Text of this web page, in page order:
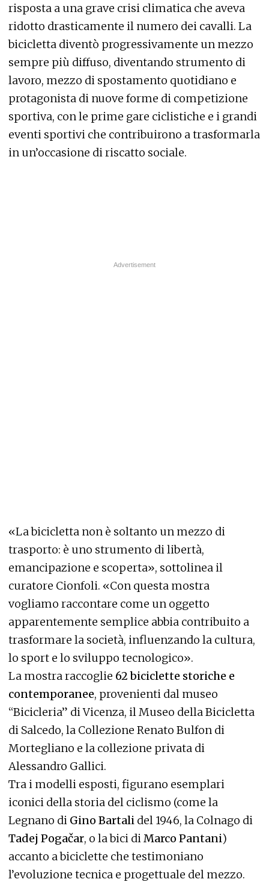
risposta a una grave crisi climatica che aveva
ridotto drasticamente il numero dei cavalli. La
bicicletta diventò progressivamente un mezzo
sempre più diffuso, diventando strumento di
lavoro, mezzo di spostamento quotidiano e
protagonista di nuove forme di competizione
sportiva, con le prime gare ciclistiche e i grandi
eventi sportivi che contribuirono a trasformarla
in un’occasione di riscatto sociale.
«La bicicletta non è soltanto un mezzo di
trasporto: è uno strumento di libertà,
emancipazione e scoperta», sottolinea il
curatore Cionfoli. «Con questa mostra
vogliamo raccontare come un oggetto
apparentemente semplice abbia contribuito a
trasformare la società, influenzando la cultura,
lo sport e lo sviluppo tecnologico».
La mostra raccoglie 62 biciclette storiche e
contemporanee, provenienti dal museo
“Bicicleria” di Vicenza, il Museo della Bicicletta
di Salcedo, la Collezione Renato Bulfon di
Mortegliano e la collezione privata di
Alessandro Gallici.
Tra i modelli esposti, figurano esemplari
iconici della storia del ciclismo (come la
Legnano di Gino Bartali del 1946, la Colnago di
Tadej Pogačar, o la bici di Marco Pantani)
accanto a biciclette che testimoniano
l’evoluzione tecnica e progettuale del mezzo.